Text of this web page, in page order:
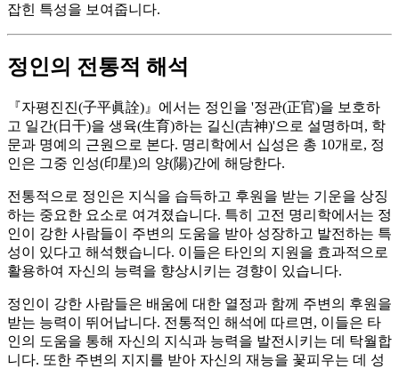
잡힌 특성을 보여줍니다.
정인의 전통적 해석
『자평진진(子平眞詮)』에서는 정인을 '정관(正官)을 보호하
고 일간(日干)을 생육(生育)하는 길신(吉神)'으로 설명하며, 학
문과 명예의 근원으로 본다. 명리학에서 십성은 총 10개로, 정
인은 그중 인성(印星)의 양(陽)간에 해당한다.
전통적으로 정인은 지식을 습득하고 후원을 받는 기운을 상징
하는 중요한 요소로 여겨졌습니다. 특히 고전 명리학에서는 정
인이 강한 사람들이 주변의 도움을 받아 성장하고 발전하는 특
성이 있다고 해석했습니다. 이들은 타인의 지원을 효과적으로
활용하여 자신의 능력을 향상시키는 경향이 있습니다.
정인이 강한 사람들은 배움에 대한 열정과 함께 주변의 후원을
받는 능력이 뛰어납니다. 전통적인 해석에 따르면, 이들은 타
인의 도움을 통해 자신의 지식과 능력을 발전시키는 데 탁월합
니다. 또한 주변의 지지를 받아 자신의 재능을 꽃피우는 데 성